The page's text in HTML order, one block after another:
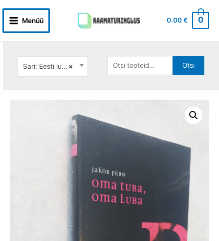
content
Main
Menüü 0.00€ 0
×
Sari: Eesti lugu
Otsi: Otsi